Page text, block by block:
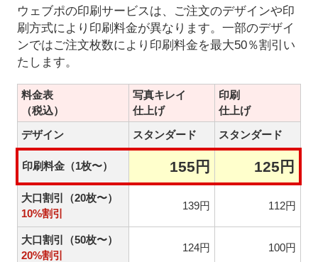
ウェブポの印刷サービスは、ご注文のデザインや印
刷方式により印刷料金が異なります。一部のデザイ
ンではご注文枚数により印刷料金を最大50％割引い
たします。
料金表
（税込）
写真キレイ
仕上げ
印刷
仕上げ
デザイン
スタンダード スタンダード
印刷料金（1枚〜） 155円 125円
大口割引（20枚〜）
10%割引
139円 112円
大口割引（50枚〜）
20%割引
124円 100円